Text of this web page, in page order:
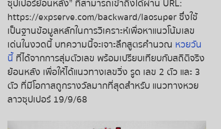
ถ่ายทอดสดหวยลาว
ถ่ายทอดสดหวยลาว ซุปเปอร์
ถ่ายทอดสดหวยฮานอย
ถ่ายทอดสดหวยฮานอยพิเศษ
ถ่ายทอดสดหวยมาเลย์
ซุปเปอร์ย้อนหลัง” ที่สามารถเข้าถึงได้ผ่าน URL:
https://expserve.com/backward/laosuper ซึ่งใช้
เป็นฐานข้อมูลหลักในการวิเคราะห์เพื่อหาแนวโน้มเลข
เด่นในงวดนี้ บทความนี้จะเจาะลึกสูตรคำนวณ หวยวัน
นี้ที่ได้จากการสุ่มตัวเลข พร้อมเปรียบเทียบกับสถิติจริง
ย้อนหลัง เพื่อให้ได้แนวทางเลขวิ่ง รูด เลข 2 ตัว และ 3
ตัว ที่มีโอกาสถูกรางวัลมากที่สุดสำหรับ แนวทางหวย
ลาวซุปเปอร์ 19/9/68